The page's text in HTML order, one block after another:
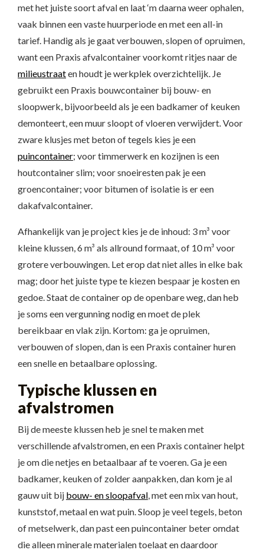
met het juiste soort afval en laat ‘m daarna weer ophalen,
vaak binnen een vaste huurperiode en met een all-in
tarief. Handig als je gaat verbouwen, slopen of opruimen,
want een Praxis afvalcontainer voorkomt ritjes naar de
milieustraaten houdt je werkplek overzichtelijk. Je
gebruikt een Praxis bouwcontainer bij bouw- en
sloopwerk, bijvoorbeeld als je een badkamer of keuken
demonteert, een muur sloopt of vloeren verwijdert. Voor
zware klusjes met beton of tegels kies je een
puincontainer; voor timmerwerk en kozijnen is een
houtcontainer slim; voor snoeiresten pak je een
groencontainer; voor bitumen of isolatie is er een
dakafvalcontainer.
Afhankelijk van je project kies je de inhoud: 3 m³ voor
kleine klussen, 6 m³ als allround formaat, of 10 m³ voor
grotere verbouwingen. Let erop dat niet alles in elke bak
mag; door het juiste type te kiezen bespaar je kosten en
gedoe. Staat de container op de openbare weg, dan heb
je soms een vergunning nodig en moet de plek
bereikbaar en vlak zijn. Kortom: ga je opruimen,
verbouwen of slopen, dan is een Praxis container huren
een snelle en betaalbare oplossing.
Typische klussen en
afvalstromen
Bij de meeste klussen heb je snel te maken met
verschillende afvalstromen, en een Praxis container helpt
je om die netjes en betaalbaar af te voeren. Ga je een
badkamer, keuken of zolder aanpakken, dan kom je al
gauw uit bij bouw- en sloopafval, met een mix van hout,
kunststof, metaal en wat puin. Sloop je veel tegels, beton
of metselwerk, dan past een puincontainer beter omdat
die alleen minerale materialen toelaat en daardoor